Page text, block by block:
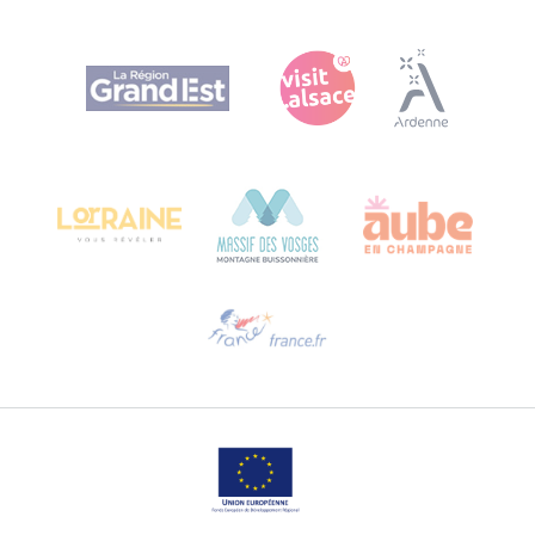
Agence Régionale du Tourisme Grand Est
Bureau de Colmar (hoofdkantoor)
Stuur ons een e-mail